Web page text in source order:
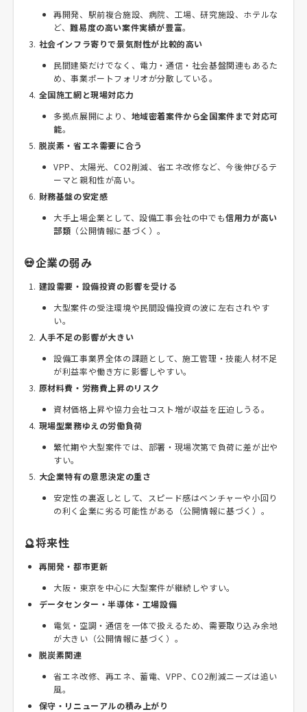
再開発、駅前複合施設、病院、工場、研究施設、ホテルな
ど、難易度の高い案件実績が豊富。
社会インフラ寄りで景気耐性が比較的高い
民間建築だけでなく、電力・通信・社会基盤関連もあるた
め、事業ポートフォリオが分散している。
全国施工網と現場対応力
多拠点展開により、 地域密着案件から全国案件まで対応可
能。
脱炭素・省エネ需要に合う
VPP、太陽光、CO2削減、省エネ改修など、今後伸びるテ
ーマと親和性が高い。
財務基盤の安定感
大手上場企業として、設備工事会社の中でも信用力が高い
部類 （公開情報に基づく）。
💀企業の弱み
建設需要・設備投資の影響を受ける
大型案件の受注環境や民間設備投資の波に左右されやす
い。
人手不足の影響が大きい
設備工事業界全体の課題として、施工管理・技能人材不足
が利益率や働き方に影響しやすい。
原材料費・労務費上昇のリスク
資材価格上昇や協力会社コスト増が収益を圧迫しうる。
現場型業務ゆえの労働負荷
繁忙期や大型案件では、部署・現場次第で負荷に差が出や
すい。
大企業特有の意思決定の重さ
安定性の裏返しとして、スピード感はベンチャーや小回り
の利く企業に劣る可能性がある（公開情報に基づく）。
🔮将来性
再開発・都市更新
大阪・東京を中心に大型案件が継続しやすい。
データセンター・半導体・工場設備
電気・空調・通信を一体で扱えるため、需要取り込み余地
が大きい（公開情報に基づく）。
脱炭素関連
省エネ改修、再エネ、蓄電、VPP、CO2削減ニーズは追い
風。
保守・リニューアルの積み上がり